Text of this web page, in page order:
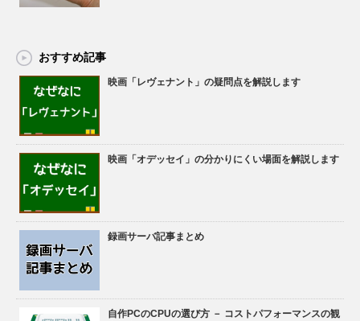
おすすめ記事
映画「レヴェナント」の疑問点を解説します
映画「オデッセイ」の分かりにくい場面を解説します
録画サーバ記事まとめ
自作PCのCPUの選び方 － コストパフォーマンスの観